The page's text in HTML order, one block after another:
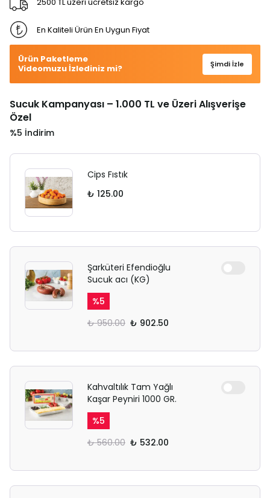
En Kaliteli Ürün En Uygun Fiyat
Ürün Paketleme
Videomuzu İzlediniz mi?
Şimdi İzle
Sucuk Kampanyası – 1.000 TL ve Üzeri Alışverişe
Özel
%5 İndirim
Cips Fıstık
₺ 125.00
Şarküteri Efendioğlu
Sucuk acı (KG)
%5
₺ 950.00 ₺ 902.50
Kahvaltılık Tam Yağlı
Kaşar Peyniri 1000 GR.
%5
₺ 560.00 ₺ 532.00